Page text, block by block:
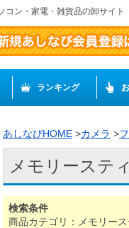
コン・家電・雑貨品の卸サイ
ランキング
あしなびHOME >カメラ >
メモリーステ
検索条件
商品カテゴリ：メモリー